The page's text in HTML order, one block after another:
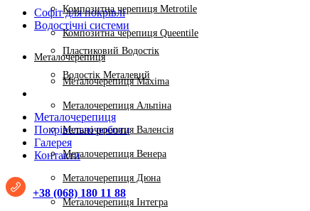
Композитна черепиця Metrotile
Композитна черепиця Queentile
Металочерепиця
Металочерепиця Maxima
Металочерепиця Альпіна
Металочерепиця Валенсія
Металочерепиця Венера
Металочерепиця Дюна
Металочерепиця Інтегра
Софіт для покрівлі
Водостічні системи
Пластиковий Водостік
Водостік Металевий
Металочерепиця
Покрівельні роботи
Галерея
Контакти
+38 (068) 180 11 88